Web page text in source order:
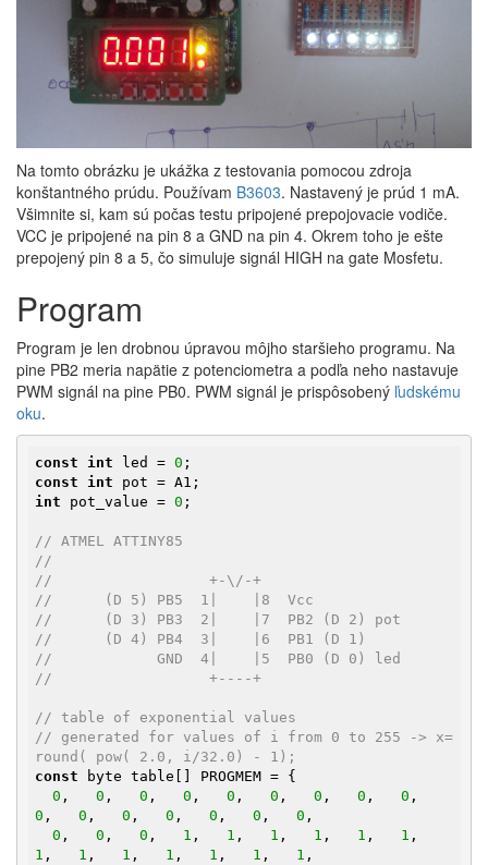
Na tomto obrázku je ukážka z testovania pomocou zdroja
konštantného prúdu. Používam B3603. Nastavený je prúd 1 mA.
Všimnite si, kam sú počas testu pripojené prepojovacie vodiče.
VCC je pripojené na pin 8 a GND na pin 4. Okrem toho je ešte
prepojený pin 8 a 5, čo simuluje signál HIGH na gate Mosfetu.
Program
Program je len drobnou úpravou môjho staršieho programu. Na
pine PB2 meria napätie z potenciometra a podľa neho nastavuje
PWM signál na pine PB0. PWM signál je prispôsobený ľudskému
oku.
const int led = 0
const
int
int pot_value = 0 ;
// ATMEL ATTINY85
//
//                  +-\/-+
//      (D 5) PB5  1|    |8  Vcc
//      (D 3) PB3  2|    |7  PB2 (D 2) pot
//      (D 4) PB4  3|    |6  PB1 (D 1)
//            GND  4|    |5  PB0 (D 0) led
//                  +----+
// table of exponential values
// generated for values of i from 0 to 255 -> x=
round( pow( 2.0, i/32.0) - 1);
const byte table[] PROGMEM = {
0 , 0 , 0 , 0 , 0 , 0 , 0 , 0 , 0
0 , 0 , 0 , 0 , 0 , 0 , 0 ,
0 , 0 , 0 , 1 , 1 , 1 , 1 , 1 , 1
1 , 1 , 1 , 1 , 1 , 1 , 1 ,